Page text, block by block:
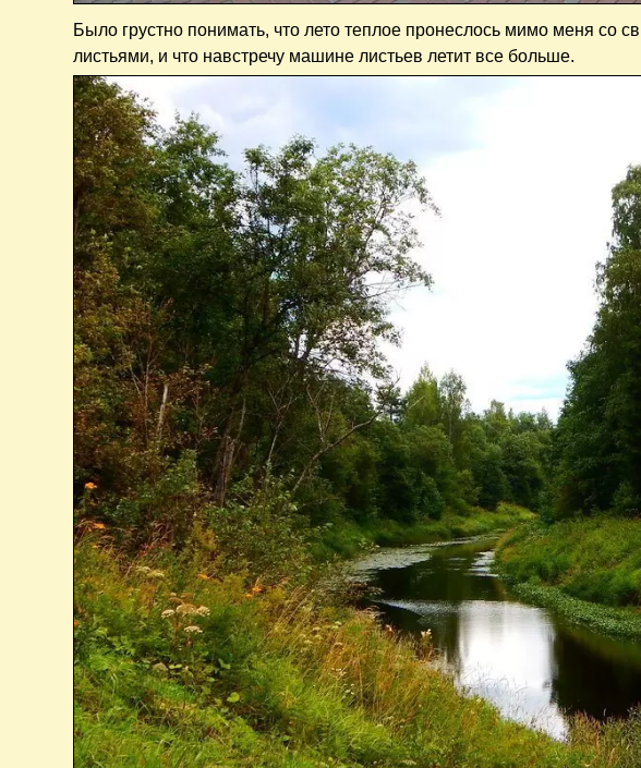
Было грустно понимать, что лето теплое пронеслось мимо меня со
листьями, и что навстречу машине листьев летит все больше.